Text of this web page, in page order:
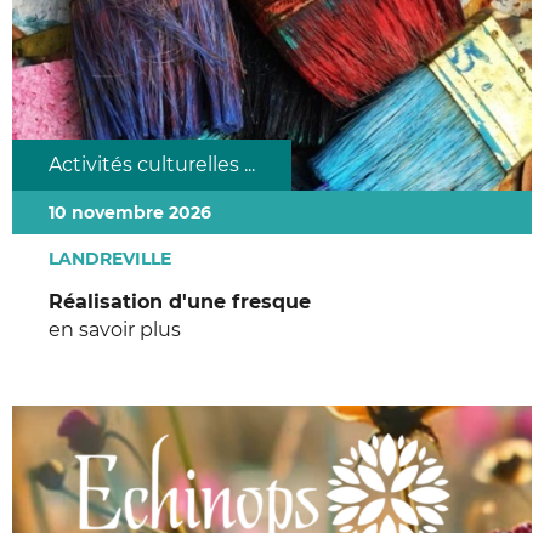
Activités culturelles ...
10 novembre 2026
LANDREVILLE
Réalisation d'une fresque
en savoir plus